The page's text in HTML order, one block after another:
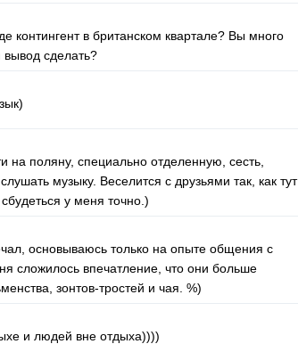
контингент в британском квартале? Вы много
вывод сделать?
поляну, специально отделенную, сесть,
, слушать музыку. Веселится с друзьями так, как тут
у меня точно.)
основываюсь только на опыте общения с
сложилось впечатление, что они больше
зонтов-тростей и чая. %)
и людей вне отдыха))))